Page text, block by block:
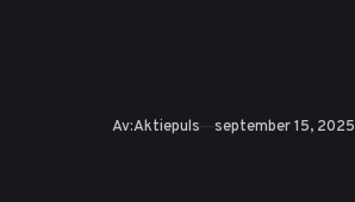
Av:Aktiepuls Publicerad
september 15, 2025